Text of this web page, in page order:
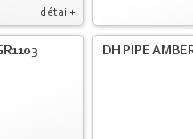
détail+
DH PIPE